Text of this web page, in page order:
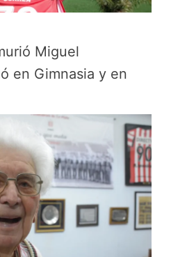
Miguel
en Gimnasia y en